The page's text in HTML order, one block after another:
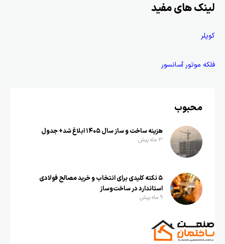
لینک های مفید
کوپلر
فلکه موتور آسانسور
محبوب
هزینه ساخت و ساز سال ۱۴۰۵ ابلاغ شد+ جدول
3 ماه پیش
۵ نکته کلیدی برای انتخاب و خرید مصالح فولادی
استاندارد در ساخت‌وساز
9 ماه پیش